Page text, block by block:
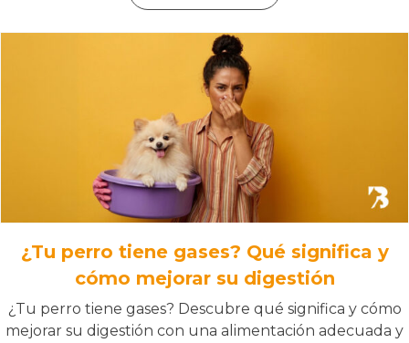
¿Tu perro tiene gases? Qué significa y
cómo mejorar su digestión
¿Tu perro tiene gases? Descubre qué significa y cómo
mejorar su digestión con una alimentación adecuada y